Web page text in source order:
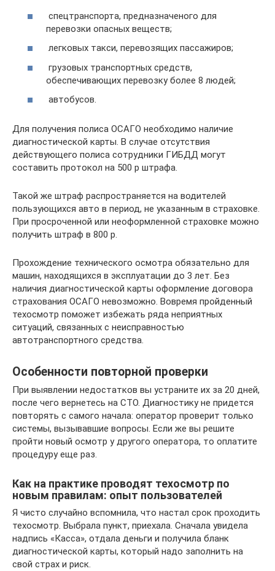
спецтранспорта, предназначеного для
перевозки опасных веществ;
легковых такси, перевозящих пассажиров;
грузовых транспортных средств,
обеспечивающих перевозку более 8 людей;
автобусов.
Для получения полиса ОСАГО необходимо наличие
диагностической карты. В случае отсутствия
действующего полиса сотрудники ГИБДД могут
составить протокол на 500 р штрафа.
Такой же штраф распространяется на водителей
пользующихся авто в период, не указанным в страховке.
При просроченной или неоформленной страховке можно
получить штраф в 800 р.
Прохождение технического осмотра обязательно для
машин, находящихся в эксплуатации до 3 лет. Без
наличия диагностической карты оформление договора
страхования ОСАГО невозможно. Вовремя пройденный
техосмотр поможет избежать ряда неприятных
ситуаций, связанных с неисправностью
автотранспортного средства.
Особенности повторной проверки
При выявлении недостатков вы устраните их за 20 дней,
после чего вернетесь на СТО. Диагностику не придется
повторять с самого начала: оператор проверит только
системы, вызывавшие вопросы. Если же вы решите
пройти новый осмотр у другого оператора, то оплатите
процедуру еще раз.
Как на практике проводят техосмотр по
новым правилам: опыт пользователей
Я чисто случайно вспомнила, что настал срок проходить
техосмотр. Выбрала пункт, приехала. Сначала увидела
надпись «Касса», отдала деньги и получила бланк
диагностической карты, который надо заполнить на
свой страх и риск.